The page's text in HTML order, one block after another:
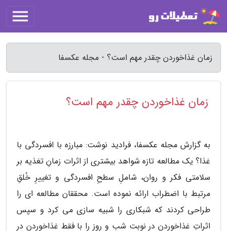
زمان غذاخوردن چقدر مهم است؟ - مجله عکسفا
زمان غذاخوردن چقدر مهم است؟
به گزارش مجله عکسفا، فرادید نوشت: مبارزه با افسردگی با
غذا؟ یک مطالعه تازه شواهد بیشتری از اثرات زمانِ تغذیه بر
سلامتی فکر و روان، شاملِ سطحِ افسردگی و تغییرِ خُلقِ
مرتبط با اضطراب ارائه نموده است. محققان مطالعه ای را
طراحی کردند که شبکاری را شبیه سازی می کرد و سپس
اثراتِ غذاخوردن در نوبت شب و روز را با فقط غذاخوردن در